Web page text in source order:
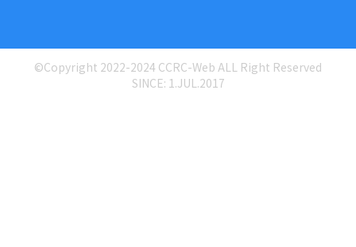
©Copyright 2022-2024 CCRC-Web ALL Right Reserved
SINCE: 1.JUL.2017